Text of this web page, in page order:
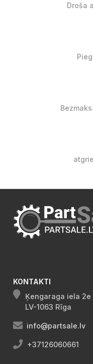
Droša
KONTAKTI
Ķengaraga iela 2e
LV-1063 Rīga
info@partsale.lv
+37126060661